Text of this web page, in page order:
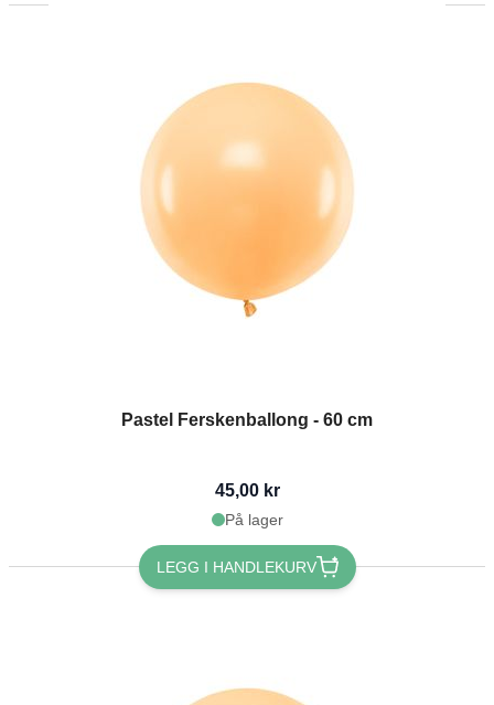
Pastel Ferskenballong - 60 cm
45,00 kr
På lager
LEGG I HANDLEKURV